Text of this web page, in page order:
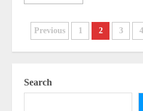
Previous 1 2 3 4
Search